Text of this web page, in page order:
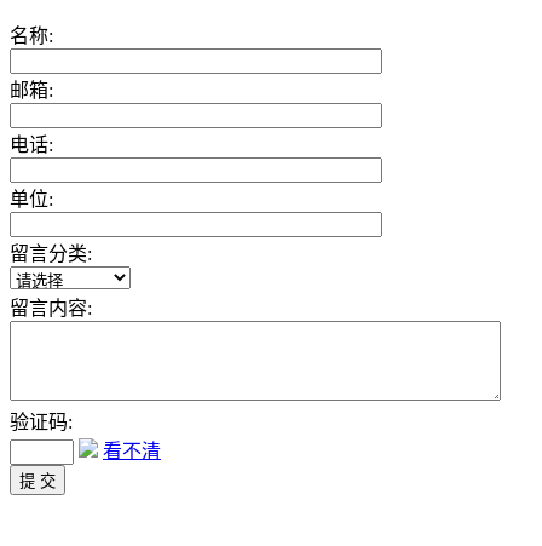
名称:
邮箱:
电话:
单位:
留言分类:
留言内容:
验证码:
看不清